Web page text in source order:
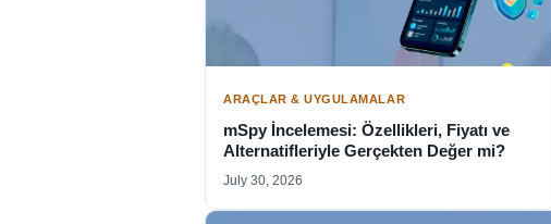
ARAÇLAR & UYGULAMALAR
mSpy İncelemesi: Özellikleri, Fiyatı ve
Alternatifleriyle Gerçekten Değer mi?
July 30, 2026